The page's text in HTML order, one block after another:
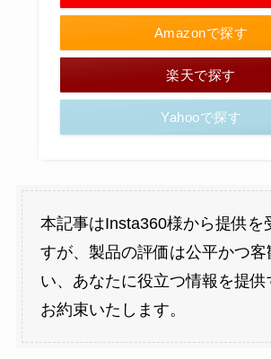
Amazonで探す
楽天で探す
Yahooで探す
本記事はInsta360様から提供を
すが、製品の評価は公平かつ客
い、あなたに役立つ情報を提供
お約束いたします。